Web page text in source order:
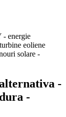
energie
eoliene
-
-